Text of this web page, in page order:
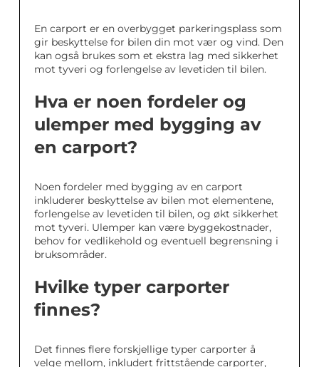
En carport er en overbygget parkeringsplass som
gir beskyttelse for bilen din mot vær og vind. Den
kan også brukes som et ekstra lag med sikkerhet
mot tyveri og forlengelse av levetiden til bilen.
Hva er noen fordeler og
ulemper med bygging av
en carport?
Noen fordeler med bygging av en carport
inkluderer beskyttelse av bilen mot elementene,
forlengelse av levetiden til bilen, og økt sikkerhet
mot tyveri. Ulemper kan være byggekostnader,
behov for vedlikehold og eventuell begrensning i
bruksområder.
Hvilke typer carporter
finnes?
Det finnes flere forskjellige typer carporter å
velge mellom, inkludert frittstående carporter,